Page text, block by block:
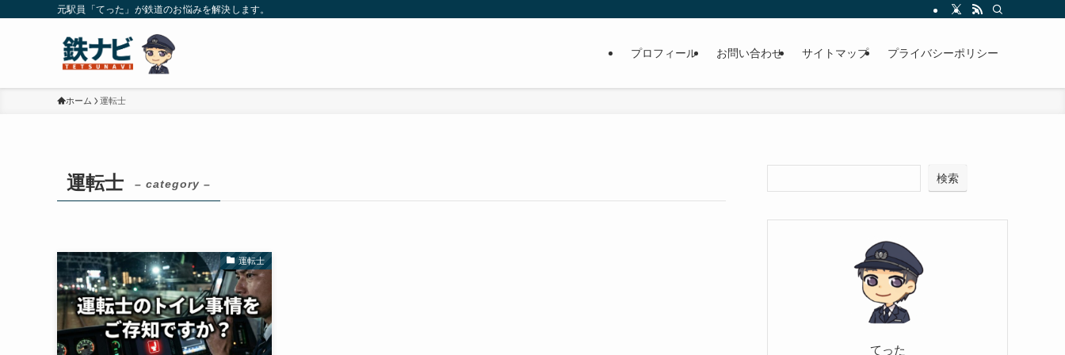
元駅員「てった」が鉄道のお悩みを解決します。
プロフィール お問い合わせ サイトマップ プライバシーポリシー
ホーム 運転士
運転士 – category –
運転士
検索
てった